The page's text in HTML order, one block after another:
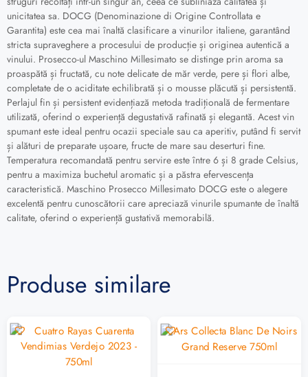
unicitatea sa. DOCG (Denominazione di Origine Controllata e
Garantita) este cea mai înaltă clasificare a vinurilor italiene, garantând
stricta supraveghere a procesului de producție și originea autentică a
vinului. Prosecco-ul Maschino Millesimato se distinge prin aroma sa
proaspătă și fructată, cu note delicate de măr verde, pere și flori albe,
completate de o aciditate echilibrată și o mousse plăcută și persistentă.
Perlajul fin și persistent evidențiază metoda tradițională de fermentare
utilizată, oferind o experiență degustativă rafinată și elegantă. Acest vin
spumant este ideal pentru ocazii speciale sau ca aperitiv, putând fi servit
și alături de preparate ușoare, fructe de mare sau deserturi fine.
Temperatura recomandată pentru servire este între 6 și 8 grade Celsius,
pentru a maximiza buchetul aromatic și a păstra efervescența
caracteristică. Maschino Prosecco Millesimato DOCG este o alegere
excelentă pentru cunoscătorii care apreciază vinurile spumante de înaltă
calitate, oferind o experiență gustativă memorabilă.
Produse similare